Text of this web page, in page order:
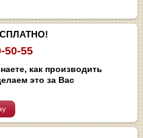
50-55
как производить
это за Вас